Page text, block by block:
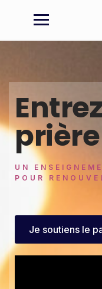
prière
UN
POUR
Je soutiens le